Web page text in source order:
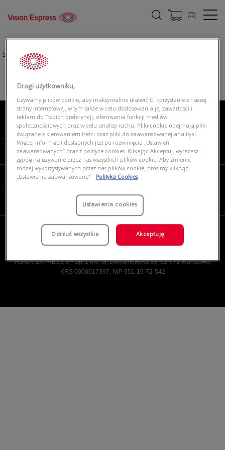
(0)
Strona główna|
O NAS
MOJE VISION EXPRESS
PRODUKTY I USŁUGI
VISION EXPRESS SP Sp. z o.o. ul. Domaniewska 39, 02-672 Warszawa,
KRS 0000017397, NIP 951-19-72-542
Drogi użytkowniku,
Używamy plików cookie, aby maksymalnie ułatwić Ci korzystanie z naszej
strony internetowej, w tym także w celu dostosowania jej zawartości i
reklam do Twoich preferencji, oferowania funkcji mediów
społecznościowych oraz w celu analizy ruchu. Pliki cookie obejmują pliki
związane z kierowaniem treści oraz pliki do zaawansowanej analityki.
Więcej informacji dostępnych jest po rozwinięciu „Ustawień
zaawansowanych” oraz z polityce cookies. Klikając Akceptuj, wyrażasz
zgodę na używanie przez nas wszystkich plików cookie. Aby zmienić
rodzaj wykorzystywanych przez nas plików cookie, prosimy kliknąć
„Ustawienia zaawansowane”.
Polityka Cookies
Ustawienia cookies
Odrzuć wszystkie Akceptuję